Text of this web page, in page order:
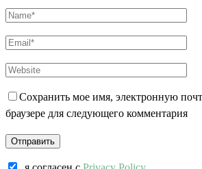
Сохранить мое имя, электронную
браузере для следующего комментария